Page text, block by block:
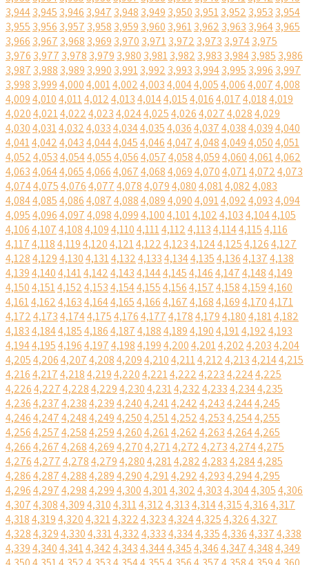
3,9443,945 3,946 3,947 3,948 3,949 3,950 3,9513,952 3,953 3,954
3,955 3,956 3,957 3,958 3,959 3,960 3,9613,962 3,963 3,9643,965
3,966 3,967 3,968 3,969 3,970 3,9713,972 3,973 3,9743,975
3,976 3,977 3,978 3,979 3,980 3,9813,982 3,983 3,9843,985 3,986
3,987 3,988 3,989 3,990 3,9913,992 3,993 3,9943,995 3,996 3,997
3,998 3,9994,0004,0014,0024,0034,0044,0054,0064,0074,008
4,0094,0104,0114,0124,0134,0144,0154,0164,0174,0184,019
4,0204,0214,0224,0234,0244,0254,0264,0274,0284,029
4,0304,0314,0324,0334,0344,0354,0364,0374,0384,0394,040
4,0414,0424,0434,0444,0454,0464,0474,0484,0494,0504,051
4,0524,0534,0544,0554,0564,0574,0584,0594,0604,0614,062
4,0634,0644,0654,0664,0674,0684,0694,0704,0714,0724,073
4,0744,0754,0764,0774,0784,0794,0804,0814,0824,083
4,0844,0854,0864,0874,0884,0894,0904,0914,0924,0934,094
4,0954,0964,0974,0984,0994,1004,1014,1024,1034,1044,105
4,1064,1074,1084,1094,1104,1114,1124,1134,1144,1154,116
4,1174,1184,1194,1204,1214,1224,1234,1244,1254,1264,127
4,1284,1294,1304,1314,1324,1334,1344,1354,1364,1374,138
4,1394,1404,1414,1424,1434,1444,1454,1464,1474,1484,149
4,1504,1514,1524,1534,1544,1554,1564,1574,1584,1594,160
4,1614,1624,1634,1644,1654,1664,1674,1684,1694,1704,171
4,1724,1734,1744,1754,1764,1774,1784,1794,1804,1814,182
4,1834,1844,1854,1864,1874,1884,1894,1904,1914,1924,193
4,1944,1954,1964,1974,1984,1994,2004,2014,2024,2034,204
4,2054,2064,2074,2084,2094,2104,2114,2124,2134,2144,215
4,2164,2174,2184,2194,2204,2214,2224,2234,2244,225
4,2264,2274,2284,2294,2304,2314,2324,2334,2344,235
4,2364,2374,2384,2394,2404,2414,2424,2434,2444,245
4,2464,2474,2484,2494,2504,2514,2524,2534,2544,255
4,2564,2574,2584,2594,2604,2614,2624,2634,2644,265
4,2664,2674,2684,2694,2704,2714,2724,2734,2744,275
4,2764,2774,2784,2794,2804,2814,2824,2834,2844,285
4,2864,2874,2884,2894,2904,2914,2924,2934,2944,295
4,2964,2974,2984,2994,3004,3014,3024,3034,3044,3054,306
4,3074,3084,3094,3104,3114,3124,3134,3144,3154,3164,317
4,3184,3194,3204,3214,3224,3234,3244,3254,3264,327
4,3284,3294,3304,3314,3324,3334,3344,3354,3364,3374,338
4,3394,3404,3414,3424,3434,3444,3454,3464,3474,3484,349